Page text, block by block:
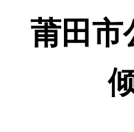
莆田市